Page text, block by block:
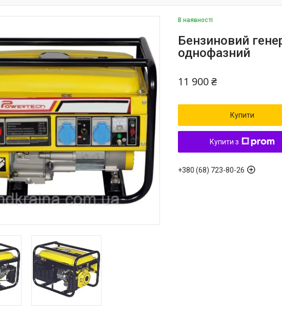
В наявності
Бензиновий
однофазний
11 900 ₴
Купити
Купити з
+380 (68) 723-80-26